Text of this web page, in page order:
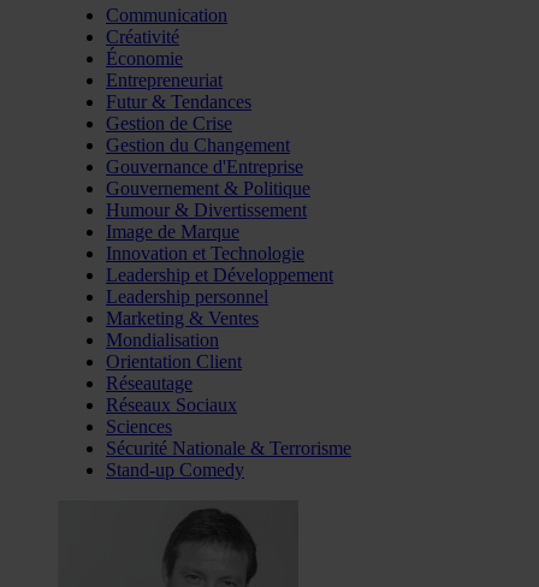
Communication
Créativité
Économie
Entrepreneuriat
Futur & Tendances
Gestion de Crise
Gestion du Changement
Gouvernance d'Entreprise
Gouvernement & Politique
Humour & Divertissement
Image de Marque
Innovation et Technologie
Leadership et Développement
Leadership personnel
Marketing & Ventes
Mondialisation
Orientation Client
Réseautage
Réseaux Sociaux
Sciences
Sécurité Nationale & Terrorisme
Stand-up Comedy